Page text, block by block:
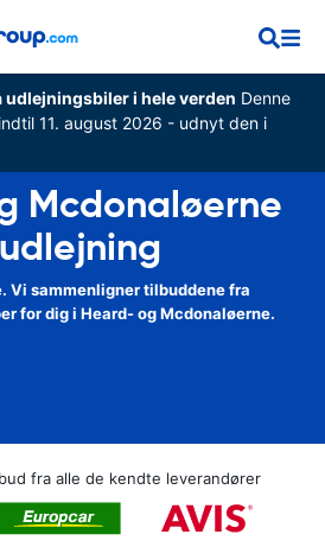
udlejningsbiler i hele verden Denne
11. august 2026 - udnyt den i
Mcdonaløerne
Vi sammenligner tilbuddene fra
for dig i Heard- og Mcdonaløerne.
fra alle de kendte leverandører